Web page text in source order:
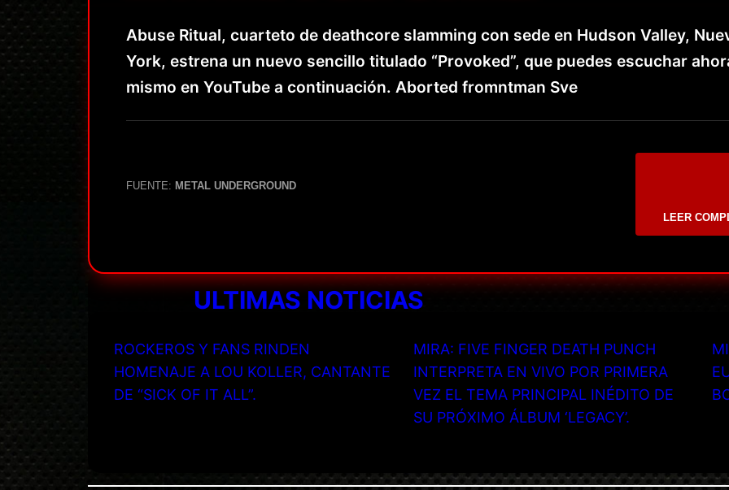
Abuse Ritual, cuarteto de deathcore slamming con sede en Hudson Valley,
York, estrena un nuevo sencillo titulado “Provoked”, que puedes escuchar
mismo en YouTube a continuación. Aborted fromntman Sve
FUENTE: METAL UNDERGROUND
LEER
ULTIMAS NOTICIAS
ROCKEROS Y FANS RINDEN
HOMENAJE A LOU KOLLER, CANTANTE
DE “SICK OF IT ALL”.
MIRA: FIVE FINGER DEATH PUNCH
INTERPRETA EN VIVO POR PRIMERA
VEZ EL TEMA PRINCIPAL INÉDITO DE
SU PRÓXIMO ÁLBUM ‘LEGACY’.